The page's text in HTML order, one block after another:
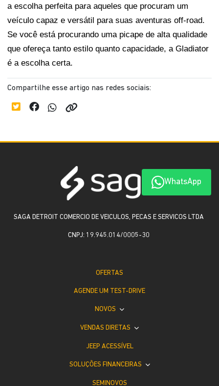
a escolha perfeita para aqueles que procuram um
veículo capaz e versátil para suas aventuras off-road.
Se você está procurando uma picape de alta qualidade
que ofereça tanto estilo quanto capacidade, a Gladiator
é a escolha certa.
Compartilhe esse artigo nas redes sociais:
WhatsApp
SAGA DETROIT COMERCIO DE VEICULOS, PECAS E SERVICOS LTDA
CNPJ: 19.945.014/0005-30
OFERTAS
AGENDE UM TEST-DRIVE
NOVOS
VENDAS DIRETAS
JEEP ACESSÍVEL
SOLUÇÕES FINANCEIRAS
SEMINOVOS